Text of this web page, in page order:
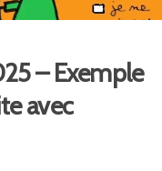
– Exemple
avec